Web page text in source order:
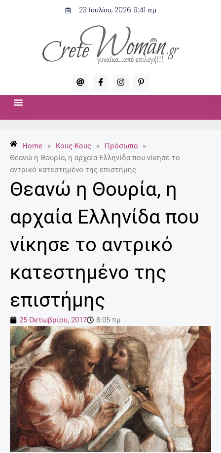
23 Ιουλίου, 2026 9:41 πμ
A
t
F
a
c
I
n
s
P
i
n
p
Home » Κους-Κους » Πρόσωπα
»
Θεανώ η Θουρία, η αρχαία Ελληνίδα που νίκησε το
αντρικό κατεστημένο της επιστήμης
Θεανώ η Θουρία, η
αρχαία Ελληνίδα που
νίκησε το αντρικό
κατεστημένο της
επιστήμης
25 Οκτωβρίου, 2017 8:05 πμ